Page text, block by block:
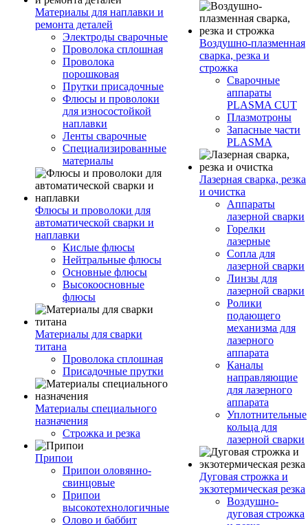
Материалы для наплавки и
ремонта деталей
Электроды сварочные
Проволока сплошная
Проволока
порошковая
Прутки присадочные
Флюсы и проволоки
для износостойкой
наплавки
Ленты сварочные
Специализированные
материалы
Флюсы и проволоки для
автоматической сварки и
наплавки
Кислые флюсы
Нейтральные флюсы
Основные флюсы
Высокоосновные
флюсы
Материалы для сварки
титана
Проволока сплошная
Присадочные прутки
Материалы специального
назначения
Строжка и резка
Припои
Припои оловянно-
свинцовые
Припои
высокотехнологичные
Олово и баббит
Воздушно-плазменная
сварка, резка и
строжка
Сварочные
аппараты
PLASMA CUT
Плазмотроны
Запасные части
PLASMA
Лазерная сварка, резка
и очистка
Аппараты
лазерной сварки
Горелки
лазерные
Сопла для
лазерной сварки
Линзы для
лазерной сварки
Ролики
подающего
механизма для
лазерного
аппарата
Каналы
направляющие
для лазерного
аппарата
Уплотнительные
кольца для
лазерной сварки
Дуговая строжка и
экзотермическая резка
Воздушно-
дуговая строжка